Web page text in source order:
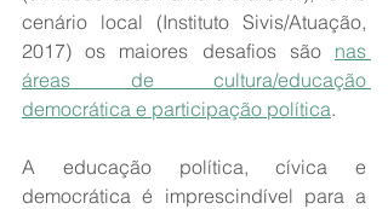
cenário local (Instituto Sivis/Atuação,
2017) os maiores desafios são nas
áreas de cultura/educação
democrática e participação política.
A educação política, cívica e
democrática é imprescindível para a